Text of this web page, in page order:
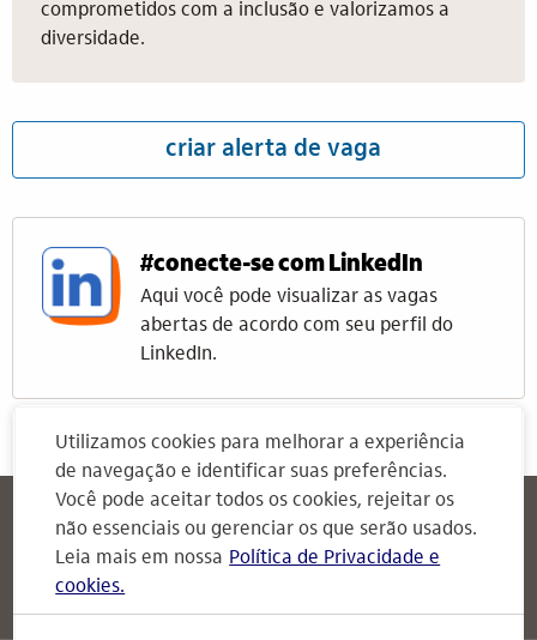
comprometidos com a inclusão e valorizamos a
diversidade.
criar alerta de vaga
#conecte-se com LinkedIn
Aqui você pode visualizar as vagas
abertas de acordo com seu perfil do
LinkedIn.
Itaú
Attendimento Itaú
Para Empresas
Attendimento Itaú
Utilizamos cookies para melhorar a experiência
de navegação e identificar suas preferências.
Você pode aceitar todos os cookies, rejeitar os
não essenciais ou gerenciar os que serão usados.
Leia mais em nossa Política de Privacidade e
cookies.